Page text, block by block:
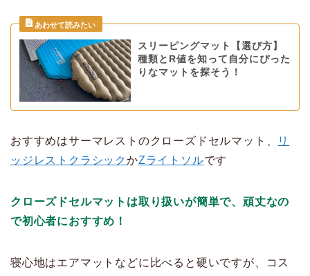
スリーピングマット【選び方】
種類とR値を知って自分にぴった
りなマットを探そう！
おすすめはサーマレストのクローズドセルマット、
リ
ッジレストクラシックかZライトソルです
クローズドセルマットは取り扱いが簡単で、頑丈なの
で初心者におすすめ！
寝心地はエアマットなどに比べると硬いですが、コス